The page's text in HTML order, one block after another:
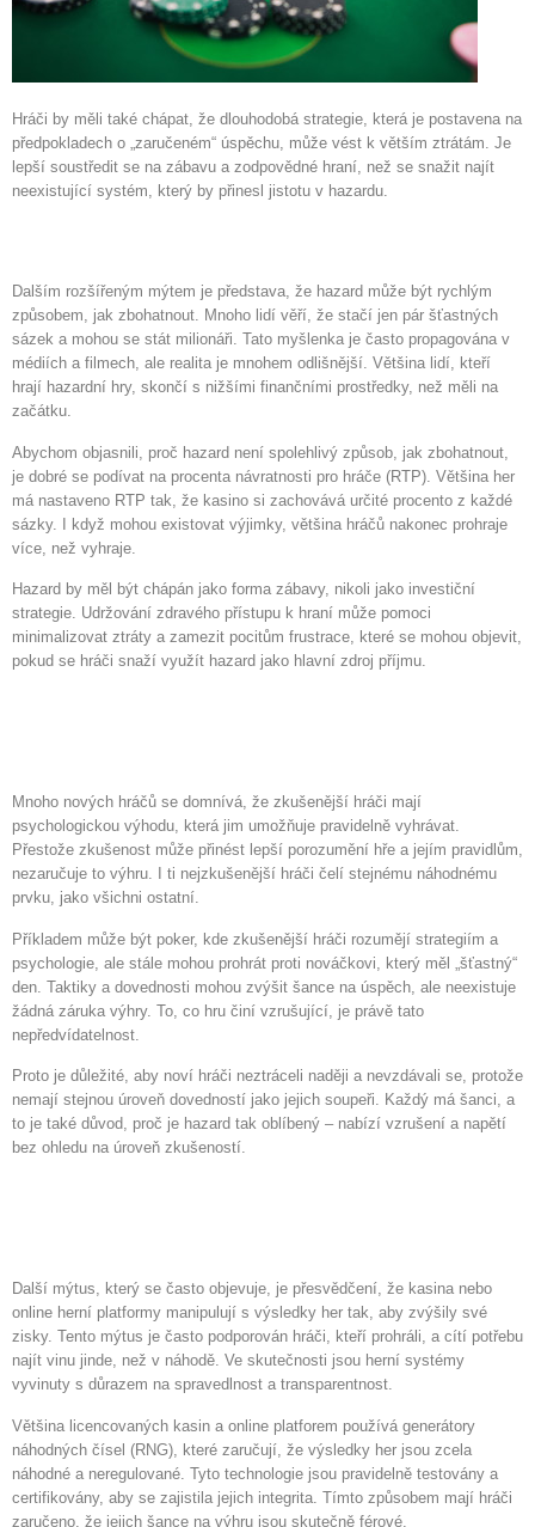
Hráči by měli také chápat, že dlouhodobá strategie, která je postavena na
předpokladech o „zaručeném“ úspěchu, může vést k větším ztrátám. Je
lepší soustředit se na zábavu a zodpovědné hraní, než se snažit najít
neexistující systém, který by přinesl jistotu v hazardu.
Dalším rozšířeným mýtem je představa, že hazard může být rychlým
způsobem, jak zbohatnout. Mnoho lidí věří, že stačí jen pár šťastných
sázek a mohou se stát milionáři. Tato myšlenka je často propagována v
médiích a filmech, ale realita je mnohem odlišnější. Většina lidí, kteří
hrají hazardní hry, skončí s nižšími finančními prostředky, než měli na
začátku.
Abychom objasnili, proč hazard není spolehlivý způsob, jak zbohatnout,
je dobré se podívat na procenta návratnosti pro hráče (RTP). Většina her
má nastaveno RTP tak, že kasino si zachovává určité procento z každé
sázky. I když mohou existovat výjimky, většina hráčů nakonec prohraje
více, než vyhraje.
Hazard by měl být chápán jako forma zábavy, nikoli jako investiční
strategie. Udržování zdravého přístupu k hraní může pomoci
minimalizovat ztráty a zamezit pocitům frustrace, které se mohou objevit,
pokud se hráči snaží využít hazard jako hlavní zdroj příjmu.
Mnoho nových hráčů se domnívá, že zkušenější hráči mají
psychologickou výhodu, která jim umožňuje pravidelně vyhrávat.
Přestože zkušenost může přinést lepší porozumění hře a jejím pravidlům,
nezaručuje to výhru. I ti nejzkušenější hráči čelí stejnému náhodnému
prvku, jako všichni ostatní.
Příkladem může být poker, kde zkušenější hráči rozumějí strategiím a
psychologie, ale stále mohou prohrát proti nováčkovi, který měl „šťastný“
den. Taktiky a dovednosti mohou zvýšit šance na úspěch, ale neexistuje
žádná záruka výhry. To, co hru činí vzrušující, je právě tato
nepředvídatelnost.
Proto je důležité, aby noví hráči neztráceli naději a nevzdávali se, protože
nemají stejnou úroveň dovedností jako jejich soupeři. Každý má šanci, a
to je také důvod, proč je hazard tak oblíbený – nabízí vzrušení a napětí
bez ohledu na úroveň zkušeností.
Další mýtus, který se často objevuje, je přesvědčení, že kasina nebo
online herní platformy manipulují s výsledky her tak, aby zvýšily své
zisky. Tento mýtus je často podporován hráči, kteří prohráli, a cítí potřebu
najít vinu jinde, než v náhodě. Ve skutečnosti jsou herní systémy
vyvinuty s důrazem na spravedlnost a transparentnost.
Většina licencovaných kasin a online platforem používá generátory
náhodných čísel (RNG), které zaručují, že výsledky her jsou zcela
náhodné a neregulované. Tyto technologie jsou pravidelně testovány a
certifikovány, aby se zajistila jejich integrita. Tímto způsobem mají hráči
zaručeno, že jejich šance na výhru jsou skutečně férové.